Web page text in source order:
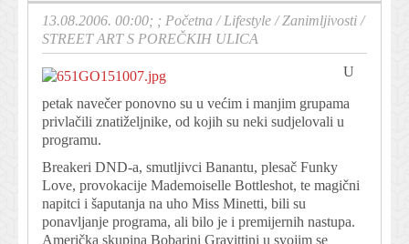
13.08.2006. 00:00; ; Početna /Lifestyle /Zanimljivosti /
STREET ART S POREČKIH ULICA
U
petak navečer ponovno su u većim i manjim grupama
privlačili znatiželjnike, od kojih su neki sudjelovali u
programu.
Breakeri DND-a, smutljivci Banantu, plesač Funky
Love, provokacije Mademoiselle Bottleshot, te magični
napitci i šaputanja na uho Miss Minetti, bili su
ponavljanje programa, ali bilo je i premijernih nastupa.
Američka skupina Bobarini Gravittini u svojim se